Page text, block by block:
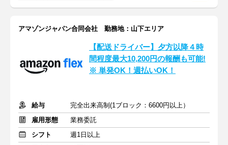
アマゾンジャパン合同会社 勤務地：山下エリア
【配送ドライバー】夕方以降４時
間程度最大10,200円の報酬も可能!
※ 単発OK！週払いOK！
給与
完全出来高制(1ブロック：6600円以上）
雇用形態
業務委託
シフト
週1日以上